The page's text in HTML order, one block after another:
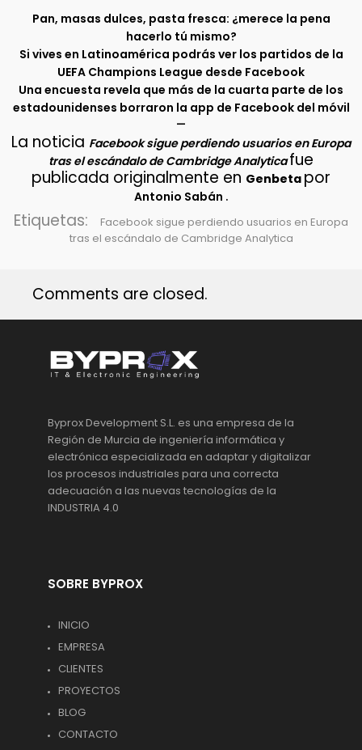
Pan, masas dulces, pasta fresca: ¿merece la pena
hacerlo tú mismo?
Si vives en Latinoamérica podrás ver los partidos de la
UEFA Champions League desde Facebook
Una encuesta revela que más de la cuarta parte de los
estadounidenses borraron la app de Facebook del móvil
–
La noticia Facebook sigue perdiendo usuarios en Europa
tras el escándalo de Cambridge Analyticafue
publicada originalmente en Genbeta por
Antonio Sabán .
Etiquetas:
Facebook sigue perdiendo usuarios en Europa
tras el escándalo de Cambridge Analytica
Comments are closed.
Byprox Development S.L. es una empresa de la
Región de Murcia de ingeniería informática y
electrónica especializada en adaptar y digitalizar
los procesos industriales para una correcta
adecuación a las nuevas tecnologías de la
INDUSTRIA 4.0
SOBRE BYPROX
INICIO
EMPRESA
CLIENTES
PROYECTOS
BLOG
CONTACTO